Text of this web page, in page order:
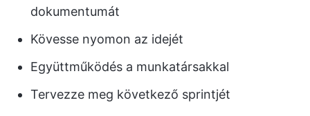
dokumentumát
Kövesse nyomon az idejét
Együttműködés a munkatársakkal
Tervezze meg következő sprintjét